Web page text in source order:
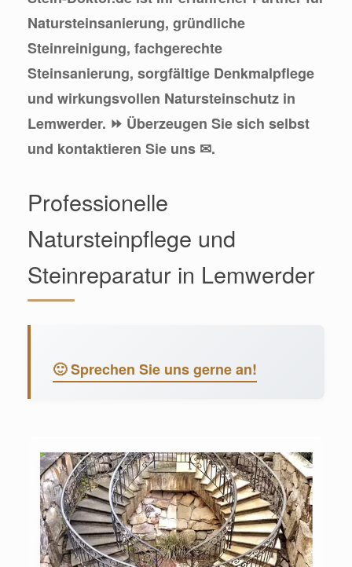
Natursteinsanierung, gründliche
Steinreinigung, fachgerechte
Steinsanierung, sorgfältige Denkmalpflege
und wirkungsvollen Natursteinschutz in
Lemwerder. ⏩ Überzeugen Sie sich selbst
und kontaktieren Sie uns ✉.
Professionelle
Natursteinpflege und
Steinreparatur in Lemwerder
🙂 Sprechen Sie uns gerne an!